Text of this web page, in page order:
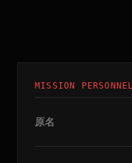
MISSION PERSONNEL
原名